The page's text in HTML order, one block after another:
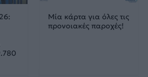
Μία κάρτα για όλες τις
προνοιακές παροχές!